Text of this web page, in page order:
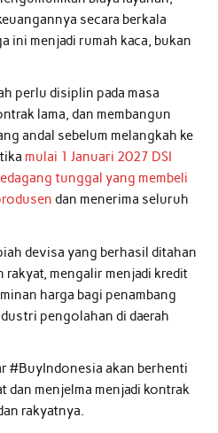
secara berkala
ini menjadi rumah kaca, bukan
perlu disiplin pada masa
lama, dan membangun
andal sebelum melangkah ke
mulai 1 Januari 2027 DSI
tunggal yang membeli
dan menerima seluruh
devisa yang berhasil ditahan
rakyat, mengalir menjadi kredit
harga bagi penambang
pengolahan di daerah
#BuyIndonesia akan berhenti
dan menjelma menjadi kontrak
rakyatnya.